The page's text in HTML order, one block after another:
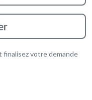
votre demande